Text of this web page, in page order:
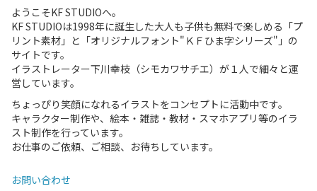
ようこそKF STUDIOへ。
KF STUDIOは1998年に誕生した大人も子供も無料で楽しめる「プ
リント素材」と「オリジナルフォント"ＫＦひま字シリーズ"」の
サイトです。
イラストレーター下川幸枝（シモカワサチエ）が１人で細々と運
営しています。
ちょっぴり笑顔になれるイラストをコンセプトに活動中です。
キャラクター制作や、絵本・雑誌・教材・スマホアプリ等のイラ
スト制作を行っています。
お仕事のご依頼、ご相談、お待ちしています。
お問い合わせ